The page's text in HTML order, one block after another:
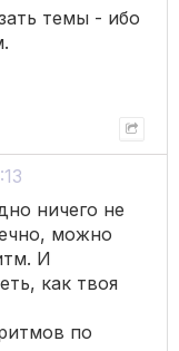
темы - ибо
ничего не
можно
И
как твоя
по